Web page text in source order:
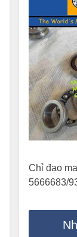
Chỉ đạo
5666683/